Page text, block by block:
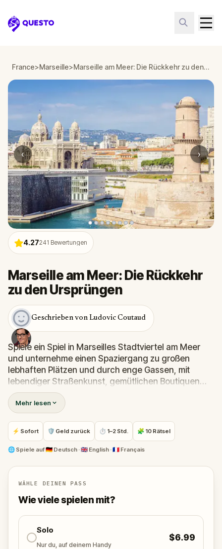
Questo
France>Marseille> Marseille am Meer: Die Rückkehr zu den Ursprüngen
‹ ›
4.27241 Bewertungen
Marseille am Meer: Die Rückkehr
zu den Ursprüngen
Geschrieben von Ludovic Coutaud
Spiele ein Spiel in Marseilles Stadtviertel am Meer
und unternehme einen Spaziergang zu großen
lebhaften Plätzen und durch enge Gassen, mit
lebendiger Straßenkunst, gemütlichen Boutiquen
und spannenden historischen Orten.
Löse Hinweise, um die Vergangenheit eines der
ältesten Viertel von Marseille zu enträtseln. Dieser
Weg führt dich durch die Straßen der ältesten Stadt
Frankreichs, die vor architektonischer Magie nur so
Mehr lesen
⚡ Sofort 🛡 Geld zurück ⏱ 1–2 Std. 🧩 10 Rätsel
🌐 Spiele auf🇩🇪 Deutsch · 🇬🇧 English · 🇫🇷 Français
WÄHLE DEINEN PASS
Wie viele spielen mit?
Solo
Nur du, auf deinem Handy
$6.99